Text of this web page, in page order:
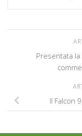
Presentata
Il Falcon